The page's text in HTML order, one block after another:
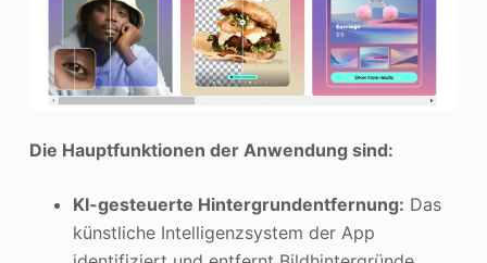
Die Hauptfunktionen der Anwendung sind:
KI-gesteuerte Hintergrundentfernung: Das
künstliche Intelligenzsystem der App